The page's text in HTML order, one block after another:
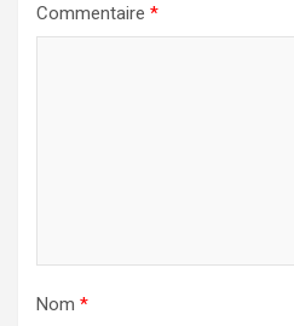
Commentaire *
Nom *